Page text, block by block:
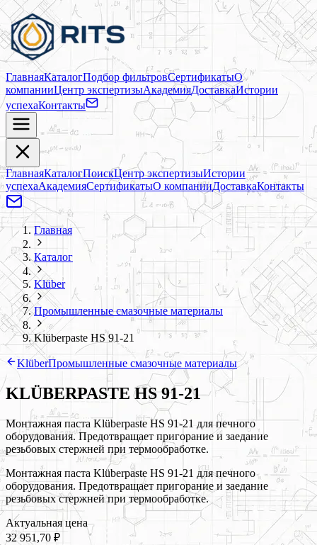
ГлавнаяКаталогПодбор фильтровСертификатыО
компанииЦентр экспертизыАкадемияДоставкаИстории
успехаКонтакты
ГлавнаяКаталогПоискЦентр экспертизыИстории
успехаАкадемияСертификатыО компанииДоставкаКонтакты
Главная
Каталог
Klüber
Промышленные смазочные материалы
Klüberpaste HS 91-21
KlüberПромышленные смазочные материалы
KLÜBERPASTE HS 91-21
Монтажная паста Klüberpaste HS 91-21 для печного
оборудования. Предотвращает пригорание и заедание
резьбовых стержней при термообработке.
Монтажная паста Klüberpaste HS 91-21 для печного
оборудования. Предотвращает пригорание и заедание
резьбовых стержней при термообработке.
Актуальная цена
32 951,70 ₽